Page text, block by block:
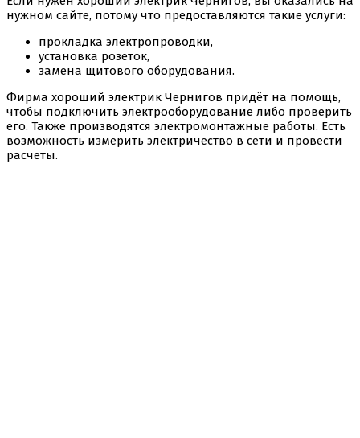
нужном сайте, потому что предоставляются такие услуги:
прокладка электропроводки,
установка розеток,
замена щитового оборудования.
Фирма хороший электрик Чернигов придёт на помощь,
чтобы подключить электрооборудование либо проверить
его. Также производятся электромонтажные работы. Есть
возможность измерить электричество в сети и провести
расчеты.